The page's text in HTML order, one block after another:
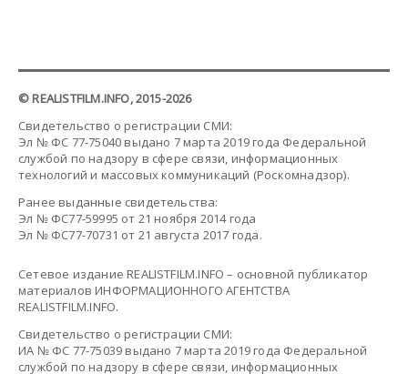
© REALISTFILM.INFO, 2015-2026
Свидетельство о регистрации СМИ:
Эл № ФС 77-75040 выдано 7 марта 2019 года Федеральной
службой по надзору в сфере связи, информационных
технологий и массовых коммуникаций (Роскомнадзор).
Ранее выданные свидетельства:
Эл № ФС77-59995 от 21 ноября 2014 года
Эл № ФС77-70731 от 21 августа 2017 года.
Сетевое издание REALISTFILM.INFO – основной публикатор
материалов ИНФОРМАЦИОННОГО АГЕНТСТВА
REALISTFILM.INFO.
Свидетельство о регистрации СМИ:
ИА № ФС 77-75039 выдано 7 марта 2019 года Федеральной
службой по надзору в сфере связи, информационных